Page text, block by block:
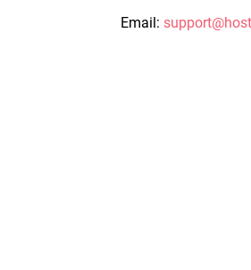
Email: